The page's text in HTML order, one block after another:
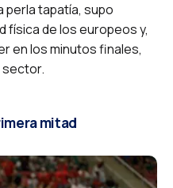
perla tapatía, supo
física de los europeos y,
en los minutos finales,
sector.
mitad